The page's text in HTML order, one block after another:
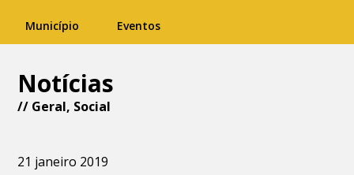
Município Eventos
Notícias
// Geral, Social
21 janeiro 2019